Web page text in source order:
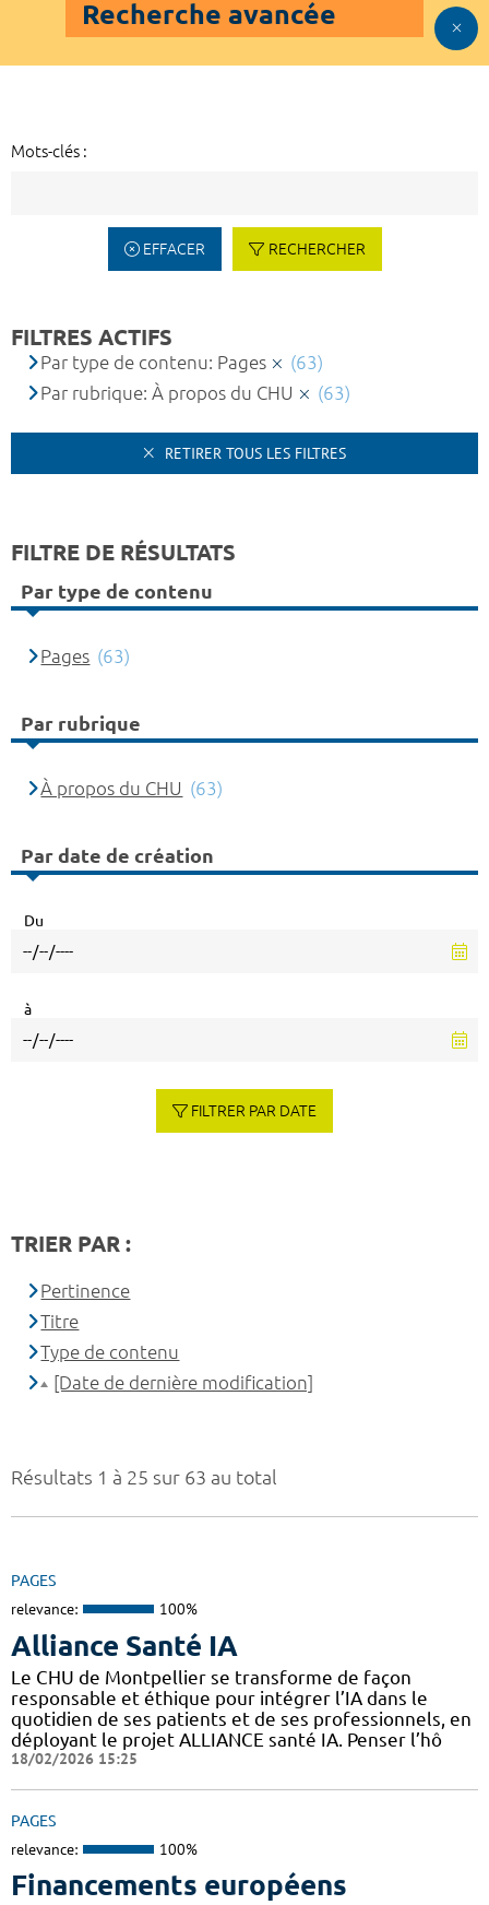
Recherche avancée
Mots-clés :
EFFACER RECHERCHER
Résultats 1 à 25 sur 63 au total
PAGES
relevance: 100%
Alliance Santé IA
Le CHU de Montpellier se transforme de façon
responsable et éthique pour intégrer l’IA dans le
quotidien de ses patients et de ses professionnels, en
déployant le projet ALLIANCE santé IA. Penser l’hô
18/02/2026 15:25
PAGES
relevance: 100%
Financements européens
FILTRES ACTIFS
Par type de contenu: Pages
(63)
Par rubrique: À propos du CHU
(63)
RETIRER TOUS LES FILTRES
FILTRE DE RÉSULTATS
Par type de contenu
Pages (63)
Par rubrique
À propos du CHU (63)
Par date de création
Du
à
FILTRER PAR DATE
TRIER PAR :
Pertinence
Titre
Type de contenu
[Date de dernière modification]